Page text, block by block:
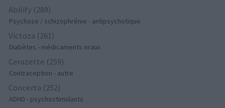
Abilify (289)
Psychose / schizophrénie - antipsychotique
Victoza (261)
Diabètes - médicaments oraux
Cerazette (259)
Contraception - autre
Concerta (252)
ADHD - psychostimulants